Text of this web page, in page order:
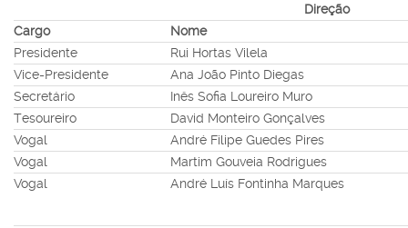
Direção
Cargo
Nome
Presidente
Rui Hortas Vilela
Vice-Presidente
Ana João Pinto Diegas
Secretário
Inês Sofia Loureiro Muro
Tesoureiro
David Monteiro Gonçalves
Vogal
André Filipe Guedes Pires
Vogal
Martim Gouveia Rodrigues
Vogal
André Luís Fontinha Marques